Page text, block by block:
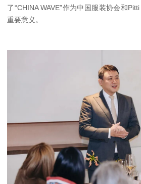
了“CHINA WAVE”作为中国服装协会和
重要意义。